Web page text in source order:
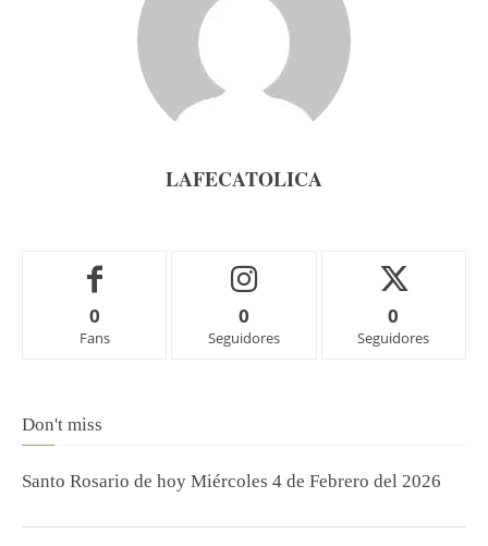
LAFECATOLICA
0
Fans
0
Seguidores
0
Seguidores
Don't miss
Santo Rosario de hoy Miércoles 4 de Febrero del 2026